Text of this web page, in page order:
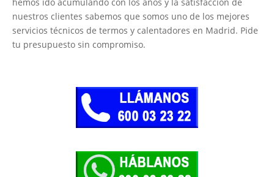
nuestros clientes sabemos que somos uno de los mejores
servicios técnicos de termos y calentadores en Madrid. Pide
tu presupuesto sin compromiso.